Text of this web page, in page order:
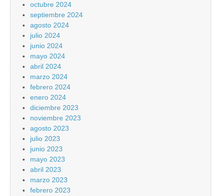
octubre 2024
septiembre 2024
agosto 2024
julio 2024
junio 2024
mayo 2024
abril 2024
marzo 2024
febrero 2024
enero 2024
diciembre 2023
noviembre 2023
agosto 2023
julio 2023
junio 2023
mayo 2023
abril 2023
marzo 2023
febrero 2023